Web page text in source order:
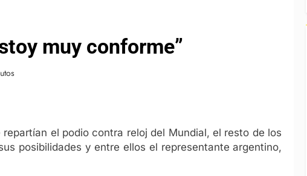
muy conforme”
el podio contra reloj del Mundial, el resto de los
posibilidades y entre ellos el representante argentino,